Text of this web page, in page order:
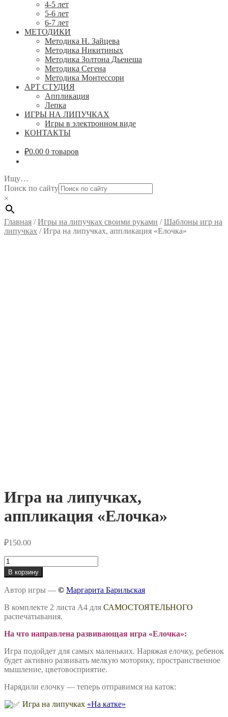
4-5 лет
5-6 лет
6-7 лет
МЕТОДИКИ
Методика Н. Зайцева
Методика Никитиных
Методика Золтона Дьенеша
Методика Сегена
Методика Монтессори
АРТ СТУДИЯ
Аппликация
Лепка
ИГРЫ НА ЛИПУЧКАХ
Игры в электронном виде
КОНТАКТЫ
₽0.00 0 товаров
Ищу…
Поиск по сайту
×
Главная /Игры на липучках своими руками /Шаблоны игр на
липучках /Игра на липучках, аппликация «Елочка»
Игра на липучках,
аппликация «Елочка»
₽150.00
Количество
товара
Игра
на
липучках,
аппликация
«Елочка»
В корзину
Автор игры — © Маргарита Барильская
В комплекте 2 листа А4 для САМОСТОЯТЕЛЬНОГО
распечатывания.
На что направлена развивающая игра «Елочка»:
Игра подойдет для самых маленьких. Наряжая елочку, ребенок
будет активно развивать мелкую моторику, пространственное
мышление, цветовосприятие.
Нарядили елочку — теперь отправимся на каток:
Игра на липучках «На катке»